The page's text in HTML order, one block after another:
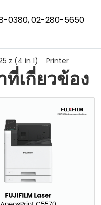
0380, 02-280-5650
z (4 in 1) Printer
ที่เกี่ยวข้อง